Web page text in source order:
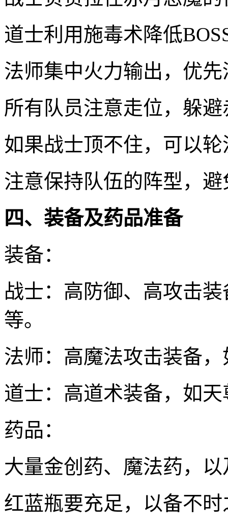
道士利用施毒术降低
法师集中火力输出，优
所有队员注意走位，躲
如果战士顶不住，可以
注意保持队伍的阵型，
四、装备及药品准备
装备：
战士：高防御、高攻击
等。
法师：高魔法攻击装备
道士：高道术装备，如
药品：
大量金创药、魔法药，
红蓝瓶要充足，以备不时